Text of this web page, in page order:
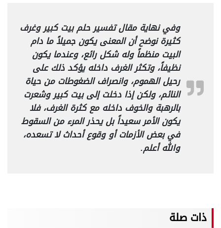
وفي نهاية مقال تفسير حلم بيت كبير وغرف
كثيرة نوضح أن المعنى يكون جميلاً ما دام
البيت منظماً وله شكل رائع، وعندما يكون
نظيفاً، وتكثر الغرف داخله يؤكد ذلك على
رحيل الهموم، وانصراف الضغوطات من حياة
النائم، ولكن إذا دخلت إلى بيت كبير وشعرت
بالرهبة والخوف داخله مع كثرة الغرف، فلا
يكون الأمر سعيداً بل يحذر المرء من السقوط
في بعض الأزمات أو وقوع أحداث لا تسعده،
والله أعلم.
ذات صلة